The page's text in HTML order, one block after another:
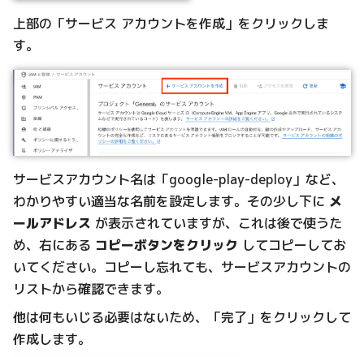
上部の「サービス アカウントを作成」をクリックしま
す。
サービスアカウント名は「google-play-deploy」など、
わかりやすい適当な名前を設定します。その少し下に メ
ールアドレス が表示されていますが、これは後で使うた
め、右にある コピーボタンをクリック してコピーしてお
いてください。コピーし忘れても、サービスアカウントの
リストから確認できます。
他は何もいじる必要はないため、「完了」をクリックして
作成します。